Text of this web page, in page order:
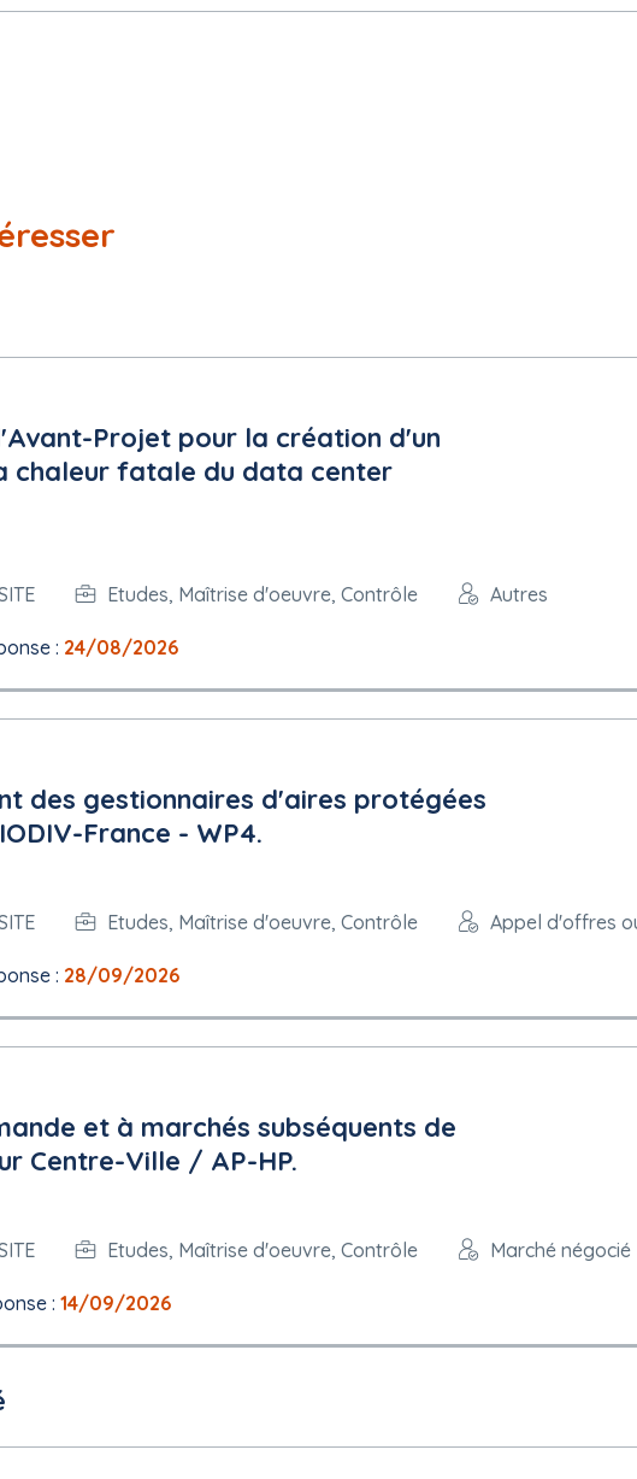
Projet pour la création d'un
chaleur fatale du data center
Etudes, Maîtrise d'oeuvre, Contrôle Autres
: 24/08/2026
des gestionnaires d'aires protégées
France - WP4.
Etudes, Maîtrise d'oeuvre, Contrôle Appel d'offres
: 28/09/2026
et à marchés subséquents de
Centre-Ville / AP-HP.
Etudes, Maîtrise d'oeuvre, Contrôle Marché négocié
: 14/09/2026